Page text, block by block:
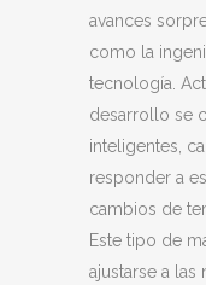
avances
como la
tecnología.
desarrollo se
inteligentes,
responder a
cambios de
Este tipo de
ajustarse a